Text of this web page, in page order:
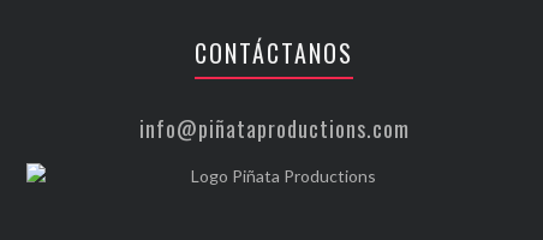
CONTÁCTANOS
info@piñataproductions.com